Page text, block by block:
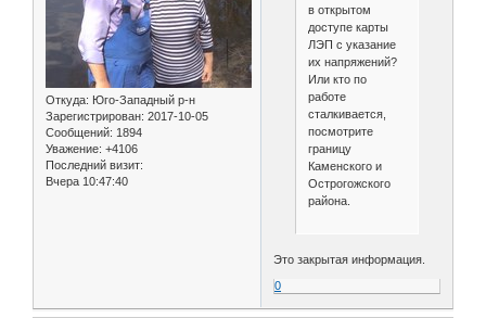
Откуда: Юго-Западный р-н
Зарегистрирован: 2017-10-05
Сообщений: 1894
Уважение: +4106
Последний визит:
Вчера 10:47:40
в открытом
доступе карты
ЛЭП с указание
их напряжений?
Или кто по
работе
сталкивается,
посмотрите
границу
Каменского и
Острогожского
района.
Это закрытая информация.
0